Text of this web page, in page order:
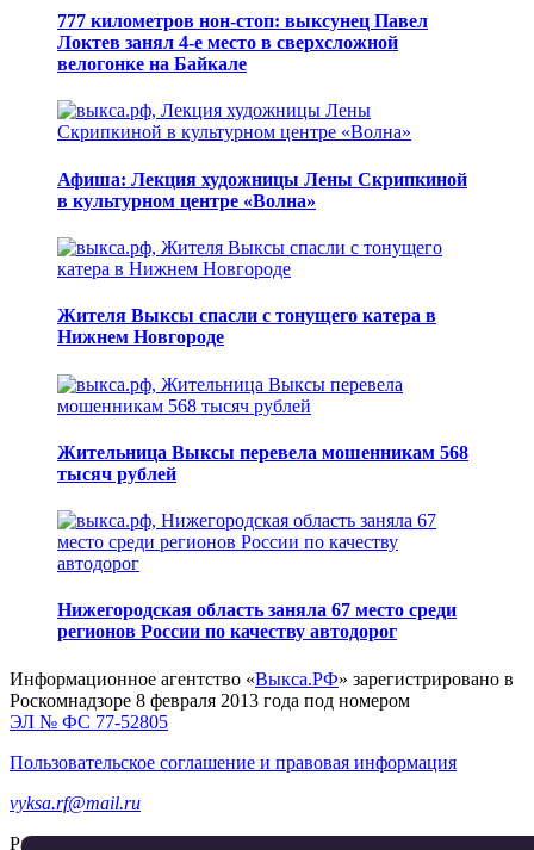
777 километров нон-стоп: выксунец Павел
Локтев занял 4-е место в сверхсложной
велогонке на Байкале
Афиша: Лекция художницы Лены Скрипкиной
в культурном центре «Волна»
Жителя Выксы спасли с тонущего катера в
Нижнем Новгороде
Жительница Выксы перевела мошенникам 568
тысяч рублей
Нижегородская область заняла 67 место среди
регионов России по качеству автодорог
Информационное агентство «Выкса.РФ» зарегистрировано в
Роскомнадзоре 8 февраля 2013 года под номером
ЭЛ № ФС 77-52805
Пользовательское соглашение и правовая информация
vyksa.rf@mail.ru
Разработка и продвижение —